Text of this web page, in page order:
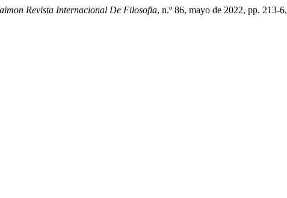
Revista Internacional De Filosofia, n.º 86, mayo de 2022, pp. 213-6,